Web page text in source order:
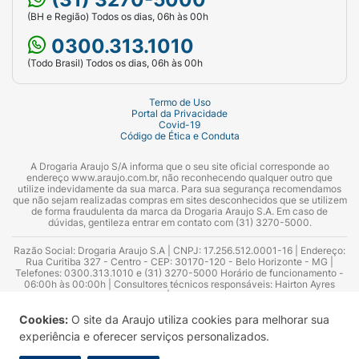
Cookies: O site da Araujo utiliza cookies para melhorar sua
experiência e oferecer serviços personalizados.
(BH e Região) Todos os dias, 06h às 00h
0300.313.1010
(Todo Brasil) Todos os dias, 06h às 00h
Termo de Uso
Portal da Privacidade
Covid-19
Código de Ética e Conduta
A Drogaria Araujo S/A informa que o seu site oficial corresponde ao
endereço www.araujo.com.br, não reconhecendo qualquer outro que
utilize indevidamente da sua marca. Para sua segurança recomendamos
que não sejam realizadas compras em sites desconhecidos que se utilizem
de forma fraudulenta da marca da Drogaria Araujo S.A. Em caso de
dúvidas, gentileza entrar em contato com (31) 3270-5000.
Razão Social: Drogaria Araujo S.A | CNPJ: 17.256.512.0001-16 | Endereço:
Rua Curitiba 327 - Centro - CEP: 30170-120 - Belo Horizonte - MG |
Telefones: 0300.313.1010 e (31) 3270-5000 Horário de funcionamento -
06:00h às 00:00h | Consultores técnicos responsáveis: Hairton Ayres
Azevedo Guimarães – CRF 10.965 | Yasmin Silva Alvarenga – CRF 52.584 -
Sanitário: 2025020713 | Autorização de Funcionamento da Empresa (AFE):